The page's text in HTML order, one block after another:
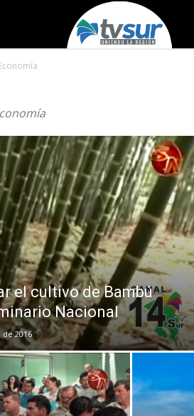
el cultivo de Bambú
Nacional
de 2016